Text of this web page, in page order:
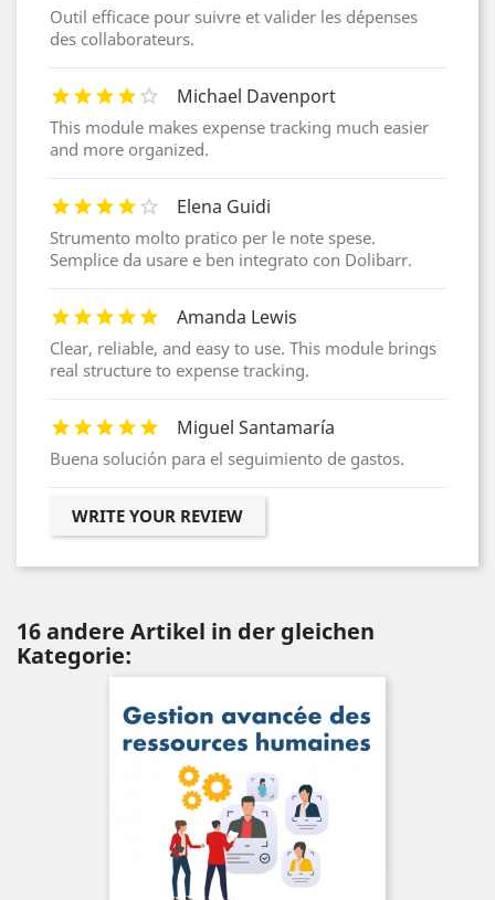
Outil efficace pour suivre et valider les dépenses
des collaborateurs.
Michael Davenport
This module makes expense tracking much easier
and more organized.
Elena Guidi
Strumento molto pratico per le note spese.
Semplice da usare e ben integrato con Dolibarr.
Amanda Lewis
Clear, reliable, and easy to use. This module brings
real structure to expense tracking.
Miguel Santamaría
Buena solución para el seguimiento de gastos.
WRITE YOUR REVIEW
16 andere Artikel in der gleichen
Kategorie: